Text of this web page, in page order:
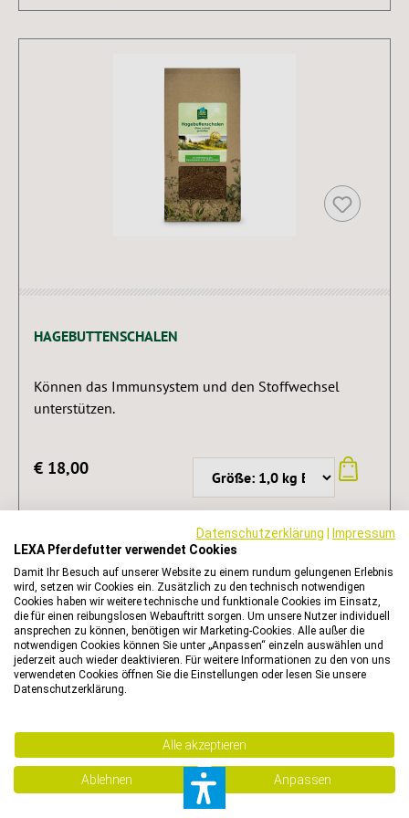
HAGEBUTTENSCHALEN
Können das Immunsystem und den Stoffwechsel
unterstützen.
€ 18,00
Preise inkl. MwSt. zzgl. Versandkosten
Sofort verfügbar, Lieferzeit 5 - 8 Arbeitstage
DETAILS
Datenschutzerklärung
Impressum
LEXA Pferdefutter verwendet Cookies
Damit Ihr Besuch auf unserer Website zu einem rundum gelungenen Erlebnis
wird, setzen wir Cookies ein. Zusätzlich zu den technisch notwendigen
Cookies haben wir weitere technische und funktionale Cookies im Einsatz,
die für einen reibungslosen Webauftritt sorgen. Um unsere Nutzer individuell
ansprechen zu können, benötigen wir Marketing-Cookies. Alle außer die
notwendigen Cookies können Sie unter „Anpassen“ einzeln auswählen und
jederzeit auch wieder deaktivieren. Für weitere Informationen zu den von uns
verwendeten Cookies öffnen Sie die Einstellungen oder lesen Sie unsere
Datenschutzerklärung.
Alle akzeptieren
Ablehnen Anpassen